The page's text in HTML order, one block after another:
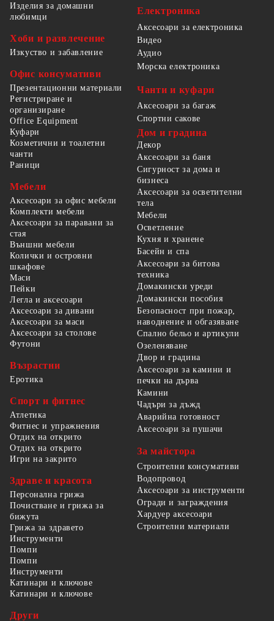
Изделия за домашни
любимци
Хоби и развлечение
Изкуство и забавление
Офис консумативи
Презентационни материали
Регистриране и
организиране
Office Equipment
Електроника
Аксесоари за електроника
Видео
Аудио
Морска електроника
Чанти и куфари
Аксесоари за багаж
Спортни сакове
Куфари
Козметични и тоалетни
чанти
Раници
Мебели
Аксесоари за офис мебели
Комплекти мебели
Аксесоари за паравани за
стая
Външни мебели
Колички и островни
шкафове
Маси
Пейки
Легла и аксесоари
Аксесоари за дивани
Аксесоари за маси
Аксесоари за столове
Футони
Възрастни
Еротика
Спорт и фитнес
Атлетика
Фитнес и упражнения
Отдих на открито
Отдих на открито
Игри на закрито
Здраве и красота
Персонална грижа
Почистване и грижа за
бижута
Грижа за здравето
Дом и градина
Декор
Аксесоари за баня
Сигурност за дома и
бизнеса
Аксесоари за осветителни
тела
Мебели
Осветление
Кухня и хранене
Басейн и спа
Аксесоари за битова
техника
Домакински уреди
Домакински пособия
Безопасност при пожар,
наводнение и обгазяване
Спално бельо и артикули
Озеленяване
Двор и градина
Аксесоари за камини и
печки на дърва
Камини
Чадъри за дъжд
Аварийна готовност
Аксесоари за пушачи
За майстора
Строителни консумативи
Водопровод
Аксесоари за инструменти
Огради и заграждения
Хардуер аксесоари
Строителни материали
Инструменти
Помпи
Помпи
Инструменти
Катинари и ключове
Катинари и ключове
Други